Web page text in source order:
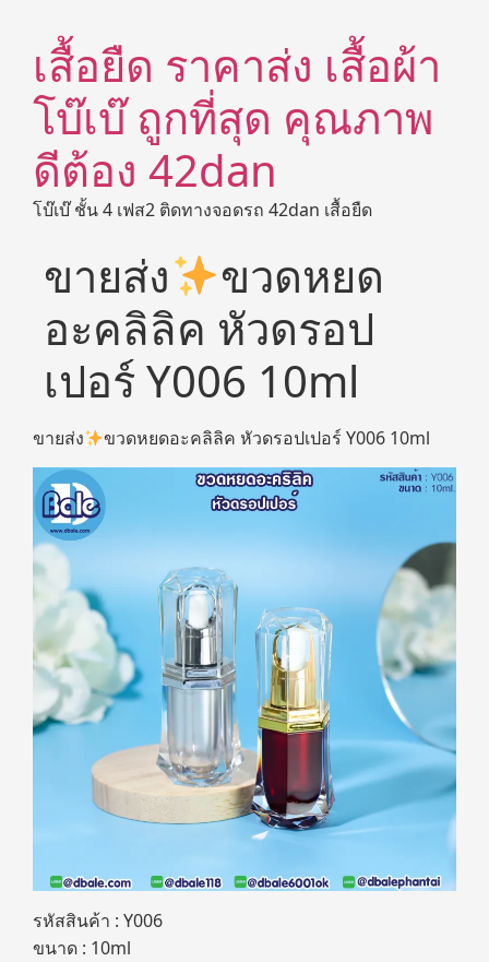
เสื้อยืด ราคาส่ง เสื้อผ้า
โบ๊เบ๊ ถูกที่สุด คุณภาพ
ดีต้อง 42dan
โบ๊เบ๊ ชั้น 4 เฟส2 ติดทางจอดรถ 42dan เสื้อยืด
ขายส่ง
ขวดหยด
อะคลิลิค หัวดรอป
เปอร์ Y006 10ml
ขายส่ง ขวดหยดอะคลิลิค หัวดรอปเปอร์ Y006 10ml
รหัสสินค้า : Y006
ขนาด : 10ml